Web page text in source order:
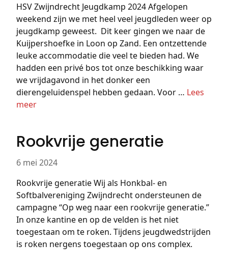
HSV Zwijndrecht Jeugdkamp 2024 Afgelopen
weekend zijn we met heel veel jeugdleden weer op
jeugdkamp geweest. Dit keer gingen we naar de
Kuijpershoefke in Loon op Zand. Een ontzettende
leuke accommodatie die veel te bieden had. We
hadden een privé bos tot onze beschikking waar
we vrijdagavond in het donker een
dierengeluidenspel hebben gedaan. Voor … Lees
meer
Rookvrije generatie
6 mei 2024
Rookvrije generatie Wij als Honkbal- en
Softbalvereniging Zwijndrecht ondersteunen de
campagne “Op weg naar een rookvrije generatie.”
In onze kantine en op de velden is het niet
toegestaan om te roken. Tijdens jeugdwedstrijden
is roken nergens toegestaan op ons complex.